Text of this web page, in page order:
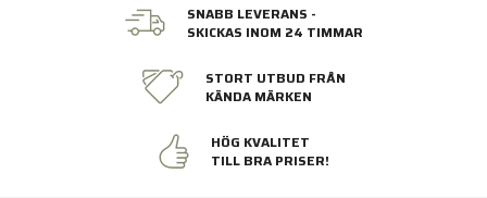
SNABB LEVERANS -
SKICKAS INOM 24 TIMMAR
STORT UTBUD FRÅN
KÄNDA MÄRKEN
HÖG KVALITET
TILL BRA PRISER!